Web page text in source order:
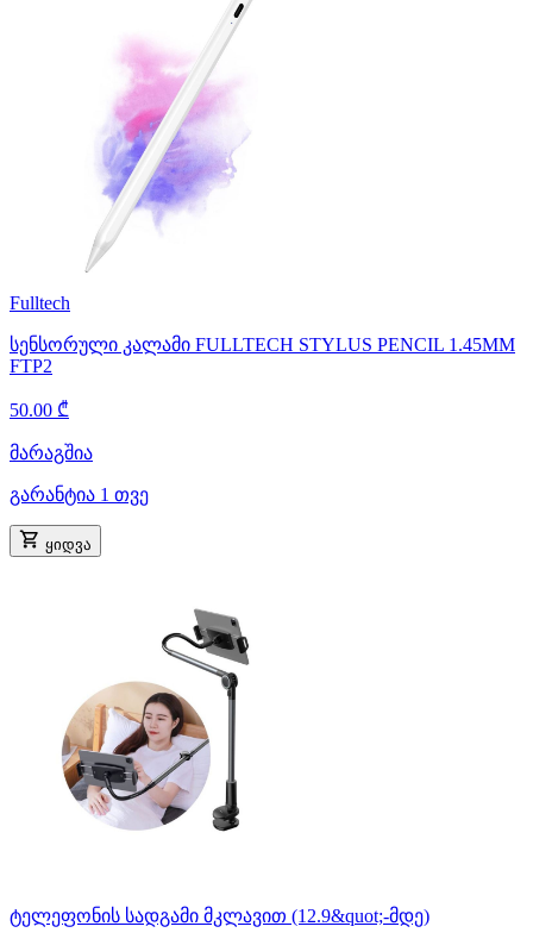
Fulltech
სენსორული კალამი FULLTECH STYLUS PENCIL 1.45MM
FTP2
50.00 ₾
მარაგშია
გარანტია 1 თვე
ყიდვა
ტელეფონის სადგამი მკლავით (12.9&quot;-მდე)